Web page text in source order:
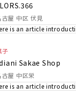
古屋 中区 伏見
is an article
子
Sakae Shop
古屋 中区栄
is an article